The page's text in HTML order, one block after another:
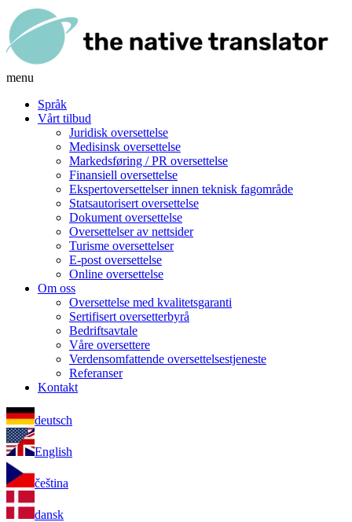
menu
Språk
Vårt tilbud
Juridisk oversettelse
Medisinsk oversettelse
Markedsføring / PR oversettelse
Finansiell oversettelse
Ekspertoversettelser innen teknisk fagområde
Statsautorisert oversettelse
Dokument oversettelse
Oversettelser av nettsider
Turisme oversettelser
E-post oversettelse
Online oversettelse
Om oss
Oversettelse med kvalitetsgaranti
Sertifisert oversetterbyrå
Bedriftsavtale
Våre oversettere
Verdensomfattende oversettelsestjeneste
Referanser
Kontakt
deutsch
English
čeština
dansk